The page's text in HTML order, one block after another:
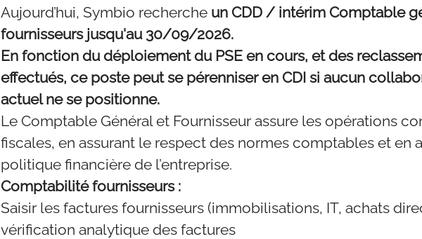
Aujourd’hui, Symbio recherche un CDD / intérim Comptable
fournisseurs jusqu'au 30/09/2026.
En fonction du déploiement du PSE en cours, et des
effectués, ce poste peut se pérenniser en CDI si aucun
actuel ne se positionne.
Le Comptable Général et Fournisseur assure les opérations
fiscales, en assurant le respect des normes comptables et en
politique financière de l’entreprise.
Comptabilité fournisseurs :
Saisir les factures fournisseurs (immobilisations, IT, achats
vérification analytique des factures